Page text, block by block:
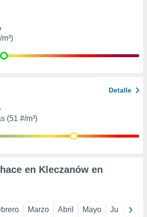
Detalle
(51 #/m³)
en Kleczanów en
Marzo Abril Mayo Junio